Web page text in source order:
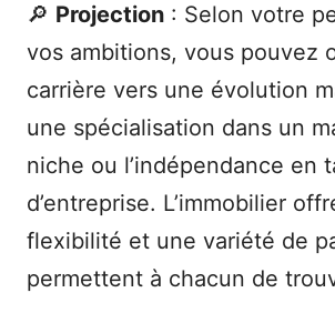
🔎 Projection : Selon votre
vos ambitions, vous pouvez
carrière vers une évolution
une spécialisation dans un
niche ou l’indépendance en
d’entreprise. L’immobilier
flexibilité et une variété de
permettent à chacun de